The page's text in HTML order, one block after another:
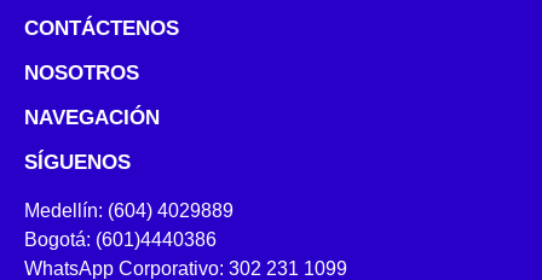
CONTÁCTENOS
NOSOTROS
NAVEGACIÓN
SÍGUENOS
Medellín: (604) 4029889
Bogotá: (601)4440386
WhatsApp Corporativo: 302 231 1099